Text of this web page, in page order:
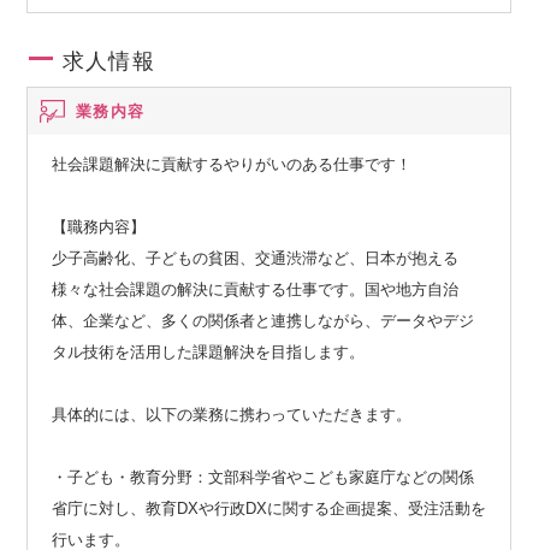
求人情報
業務内容
社会課題解決に貢献するやりがいのある仕事です！
【職務内容】
少子高齢化、子どもの貧困、交通渋滞など、日本が抱える
様々な社会課題の解決に貢献する仕事です。国や地方自治
体、企業など、多くの関係者と連携しながら、データやデジ
タル技術を活用した課題解決を目指します。
具体的には、以下の業務に携わっていただきます。
・子ども・教育分野：文部科学省やこども家庭庁などの関係
省庁に対し、教育DXや行政DXに関する企画提案、受注活動を
行います。